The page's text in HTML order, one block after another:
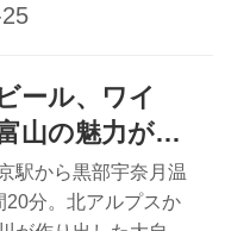
（Vins d’Alsace）」
たちのコメントを交
。 フランスの一つの
万博史上初めての
も、その産地がフラ
ール、ワイ
山の魅力がぎ
た 「黒部・宇
り町歩き」
駅から黒部宇奈月温
20分。北アルプスか